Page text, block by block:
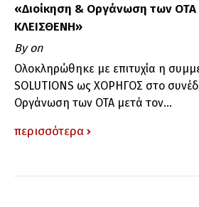
«Διοίκηση & Οργάνωση των ΟΤΑ
ΚΛΕΙΣΘΕΝΗ»
Byon
Ολοκληρώθηκε με επιτυχία η
SOLUTIONS ως ΧΟΡΗΓΟΣ στο
Οργάνωση των ΟΤΑ μετά τον...
περισσότερα